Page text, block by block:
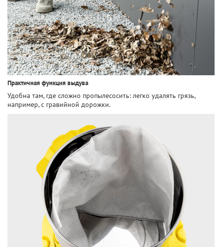
Практичная функция выдува
Удобна там, где сложно пропылесосить: легко удалять грязь,
например, с гравийной дорожки.